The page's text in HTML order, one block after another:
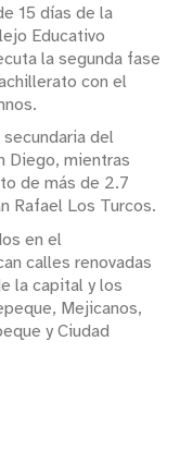
15 días de la
Educativo
la segunda fase
con el
del
Diego, mientras
de más de 2.7
Rafael Los Turcos.
en el
calles renovadas
la capital y los
Mejicanos,
y Ciudad